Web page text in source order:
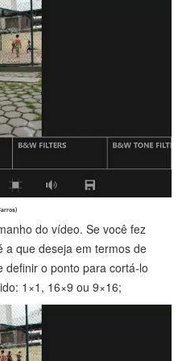
do vídeo. Se você fez
a que deseja em termos de
definir o ponto para cortá-lo
1×1, 16×9 ou 9×16;